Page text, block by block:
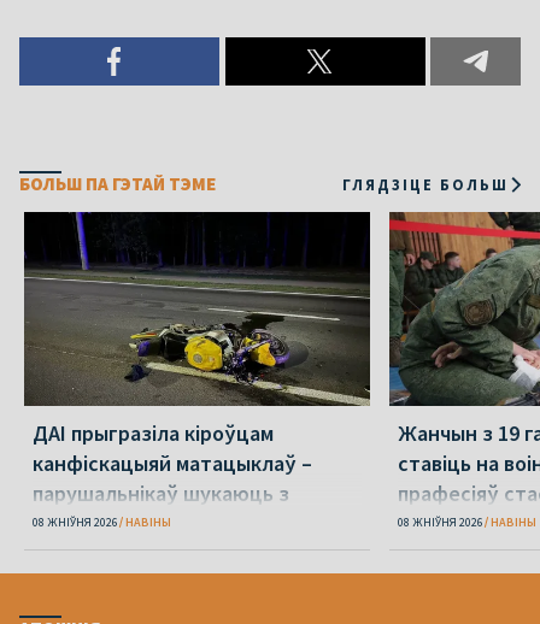
БОЛЬШ ПА ГЭТАЙ ТЭМЕ ГЛЯДЗІЦЕ БОЛЬШ
ДАІ прыгразіла кіроўцам
канфіскацыяй матацыклаў –
парушальнікаў шукаюць з
дронамі
08 ЖНІЎНЯ 2026 НАВІНЫ
Жанчын з 19
ставіць на
прафесіяў
08 ЖНІЎНЯ 2026 НАВІНЫ